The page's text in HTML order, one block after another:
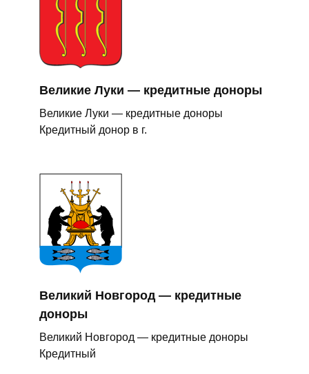
Великие Луки — кредитные доноры
Великие Луки — кредитные доноры
Кредитный донор в г.
Великий Новгород — кредитные
доноры
Великий Новгород — кредитные доноры
Кредитный